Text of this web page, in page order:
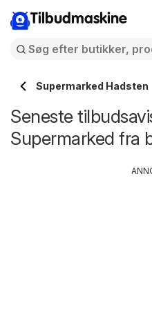
Tilbudmaskine
Supermarked Hadsten
Seneste
Supermarked fra